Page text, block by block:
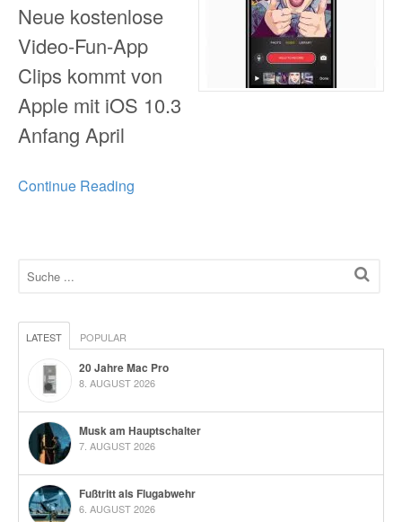
Neue kostenlose
Video-Fun-App
Clips kommt von
Apple mit iOS 10.3
Anfang April
Continue Reading
LATEST POPULAR
20 Jahre Mac Pro
8. AUGUST 2026
Musk am Hauptschalter
7. AUGUST 2026
Fußtritt als Flugabwehr
6. AUGUST 2026